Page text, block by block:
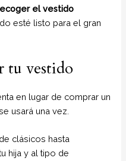
el vestido
esté listo para el gran
tu vestido
en lugar de comprar un
usará una vez.
clásicos hasta
hija y al tipo de